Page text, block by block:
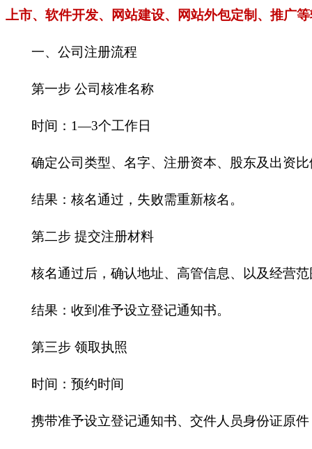
上市、软件开发、网站建设、网站外包定制、推广
一、公司注册流程
第一步 公司核准名称
时间： 1—3个工作日
确定公司类型、名字、注册资本、股东及出资
结果：核名通过，失败需重新核名。
第二步 提交注册材料
核名通过后，确认地址、高管信息、以及经营
结果：收到准予设立登记通知书。
第三步 领取执照
时间：预约时间
携带准予设立登记通知书、交件人员身份证原